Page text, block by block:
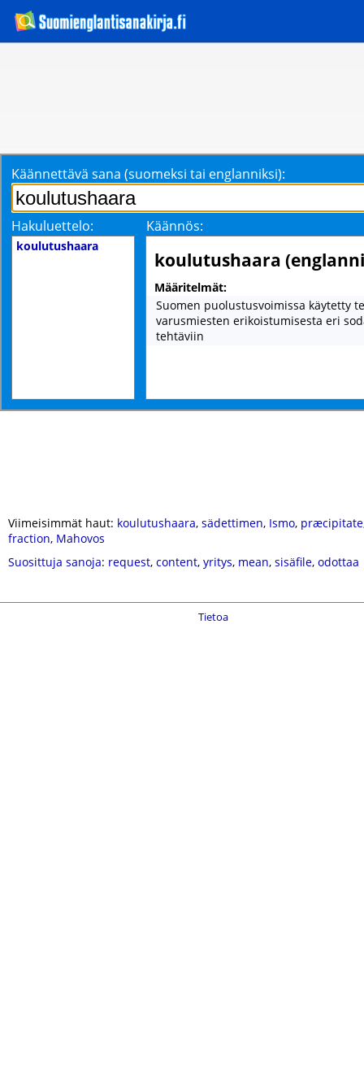
Käännettävä sana (suomeksi tai englanniksi):
Hakuluettelo: Käännös:
koulutushaara
koulutushaara
Määritelmät:
Suomen puolustusvoimissa käytetty
varusmiesten erikoistumisesta eri
tehtäviin
Viimeisimmät haut: koulutushaara, sädettimen, Ismo, præcipitate
fraction, Mahovos
Suosittuja sanoja: request, content, yritys, mean, sisäfile, odottaa
Tietoa